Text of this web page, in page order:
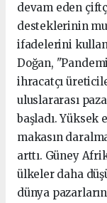
devam eden
desteklerinin
ifadelerini
Doğan,
ihracatçı
uluslararası
başladı. Yüksek
makasın
arttı. Güney
ülkeler daha
dünya